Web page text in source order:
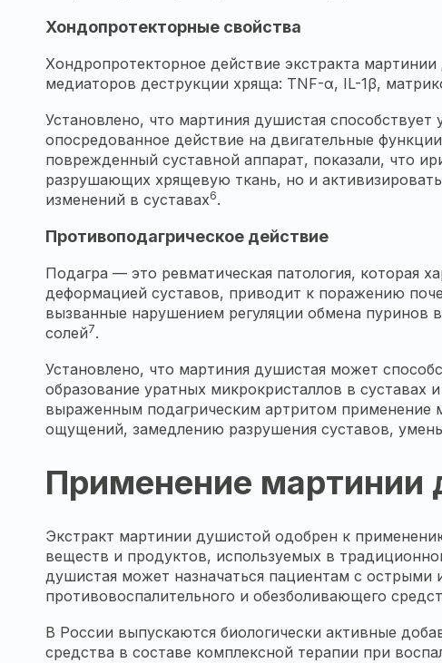
Хондопротекторные свойства
Хондропротекторное действие экстракта
медиаторов деструкции хряща: TNF-α, IL-1β,
Установлено, что мартиния душистая
опосредованное действие на двигательные
поврежденный суставной аппарат, показали, что
разрушающих хрящевую ткань, но и
изменений в суставах6.
Противоподагрическое действие
Подагра — это ревматическая патология, которая
деформацией суставов, приводит к поражению
вызванные нарушением регуляции обмена
солей7.
Установлено, что мартиния душистая может
образование уратных микрокристаллов в суставах
выраженным подагрическим артритом применение
ощущений, замедлению разрушения суставов,
Применение мартинии
Экстракт мартинии душистой одобрен к
веществ и продуктов, используемых в
душистая может назначаться пациентам с острыми
противовоспалительного и обезболивающего
В России выпускаются биологически активные
средства в составе комплексной терапии при